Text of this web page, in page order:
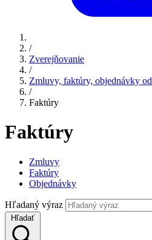
/
Zverejňovanie
/
Zmluvy, faktúry, objednávky
/
Faktúry
Faktúry
Zmluvy
Faktúry
Objednávky
Hľadaný výraz
Hľadať